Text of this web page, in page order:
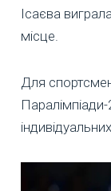
Ісаєва
місце.
Для